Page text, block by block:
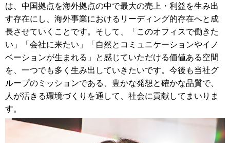
は、中国拠点を海外拠点の中で最大の売上・利益を生み出
す存在にし、海外事業におけるリーディング的存在へと成
長させていくことです。そして、「このオフィスで働きた
い」「会社に来たい」「自然とコミュニケーションやイノ
ベーションが生まれる」と感じていただける価値ある空間
を、一つでも多く生み出していきたいです。今後も当社グ
ループのミッションである、豊かな発想と確かな品質で、
人が活きる環境づくりを通して、社会に貢献してまいりま
す。